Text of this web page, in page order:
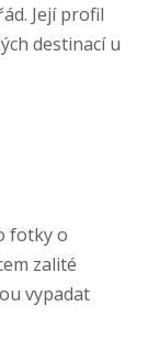
Její profil
destinací u
fotky o
zalité
vypadat